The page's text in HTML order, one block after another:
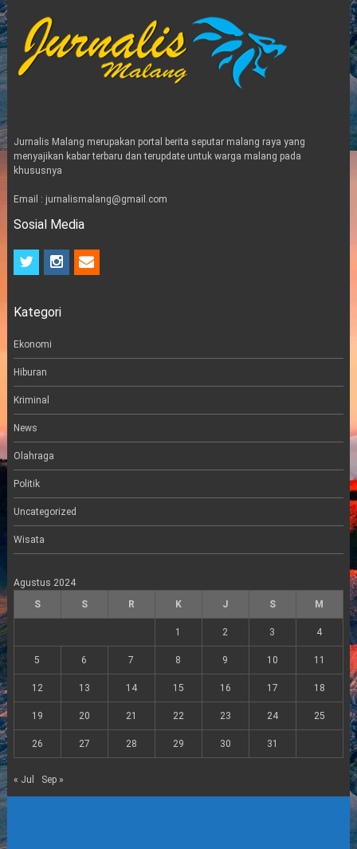
Jurnalis Malang merupakan portal berita seputar malang raya yang
menyajikan kabar terbaru dan terupdate untuk warga malang pada
khususnya
Email : jurnalismalang@gmail.com
Sosial Media
t
t
r
i
n
a
e
m
Kategori
Ekonomi
Hiburan
Kriminal
News
Olahraga
Politik
Uncategorized
Wisata
Agustus 2024
S
S R K J S M
1 2 3 4
5 6 7 8 9 10 11
12 13 14 15 16 17 18
19 20 21 22 23 24 25
26 27 28 29 30 31
« Jul Sep »